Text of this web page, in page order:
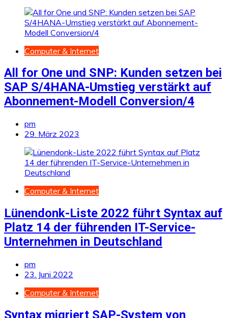
Computer & Internet
All for One und SNP: Kunden setzen bei
SAP S/4HANA-Umstieg verstärkt auf
Abonnement-Modell Conversion/4
pm
29. März 2023
Computer & Internet
Lünendonk-Liste 2022 führt Syntax auf
Platz 14 der führenden IT-Service-
Unternehmen in Deutschland
pm
23. Juni 2022
Computer & Internet
Syntax migriert SAP-System von